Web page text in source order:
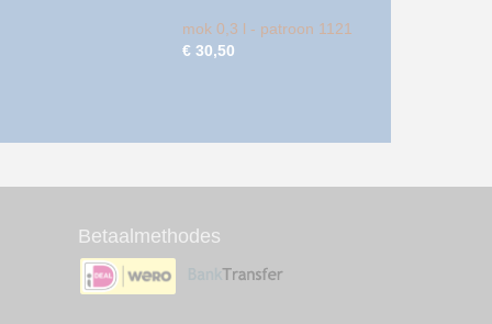
mok 0,3 l - patroon 1121
€ 30,50
Betaalmethodes